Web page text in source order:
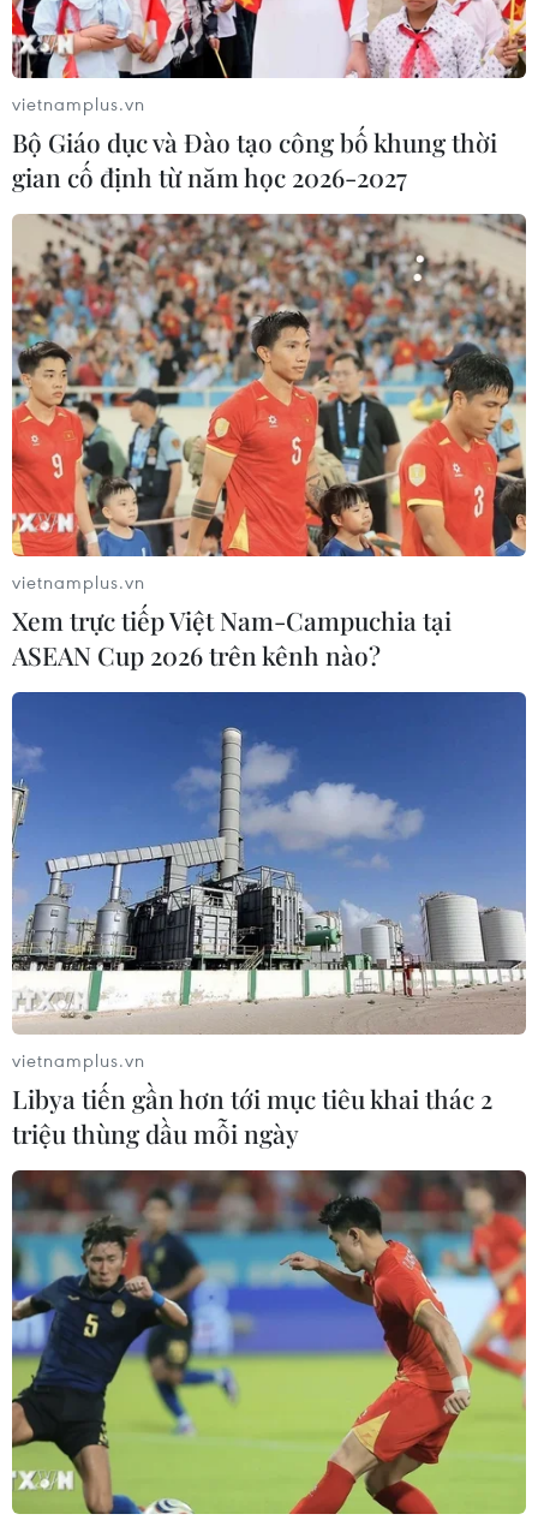
Phấn đấu đưa Nhà máy Nhiệt điện Thái
Bình 2 vào hoạt động tháng 4/2022
13/01/2022 22:43
Phó Thủ tướng yêu cầu không được để thiếu vật tư, thiết
bị đối với công tác lắp đặt, chạy thử các hệ thống, đặc
biệt là không để thiếu tài chính trong lúc dự án đang
vào giai đoạn nước rút.
vietnamplus.vn
Bộ Giáo dục và Đào tạo công bố khung thời
gian cố định từ năm học 2026-2027
vietnamplus.vn
Xem trực tiếp Việt Nam-Campuchia tại
ASEAN Cup 2026 trên kênh nào?
vietnamplus.vn
Libya tiến gần hơn tới mục tiêu khai thác 2
triệu thùng dầu mỗi ngày